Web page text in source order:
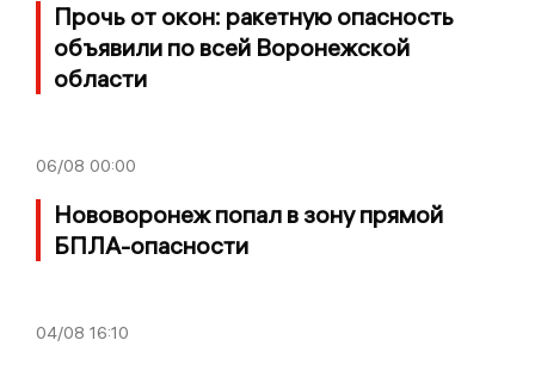
Прочь от окон: ракетную опасность
объявили по всей Воронежской
области
06/08 00:00
Нововоронеж попал в зону прямой
БПЛА-опасности
04/08 16:10